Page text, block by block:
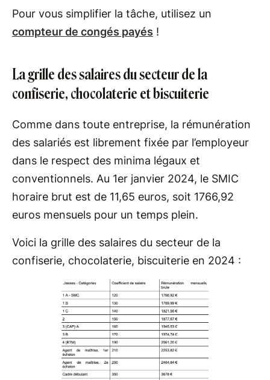
Pour vous simplifier la tâche, utilisez un
compteur de congés payés !
La grille des salaires du secteur de la
confiserie, chocolaterie et biscuiterie
Comme dans toute entreprise, la rémunération
des salariés est librement fixée par l’employeur
dans le respect des minima légaux et
conventionnels. Au 1er janvier 2024, le SMIC
horaire brut est de 11,65 euros, soit 1766,92
euros mensuels pour un temps plein.
Voici la grille des salaires du secteur de la
confiserie, chocolaterie, biscuiterie en 2024 :